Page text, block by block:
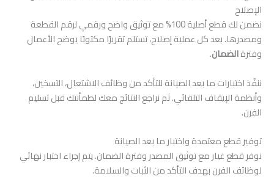
الإصلاح
نضمن لك قطع أصلية 100% مع توثيق واضح ورقمي لرقم القطعة
ومصدرها. بعد كل عملية إصلاح، تستلم تقريرًا مكتوبًا يوضح الأعمال
وفترةالضمان.
ننفّذ اختبارات ما بعد الصيانة للتأكد من وظائف الاشتعال، التسخين،
وأنظمة الإيقاف التلقائي. ثم نراجع النتائج معك لطمأنتك قبل تسليم
الفرن.
توفير قطع معتمدة واختبار ما بعد الصيانة
نوفر قطع غيار مع توثيق المصدر وفترة الضمان. يتم إجراء اختبار نهائي
لوظائف الفرن بهدف التأكد من الثبات والسلامة.